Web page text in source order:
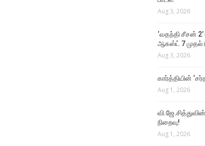
Aug 3, 2026
‘வதந்தி சீசன் 2’
ஆகஸ்ட் 7 முதல்
Aug 3, 2026
கார்த்தியின்
Aug 1, 2026
வி.ஜே.சித்துவின்
நிறைவு!
Aug 1, 2026